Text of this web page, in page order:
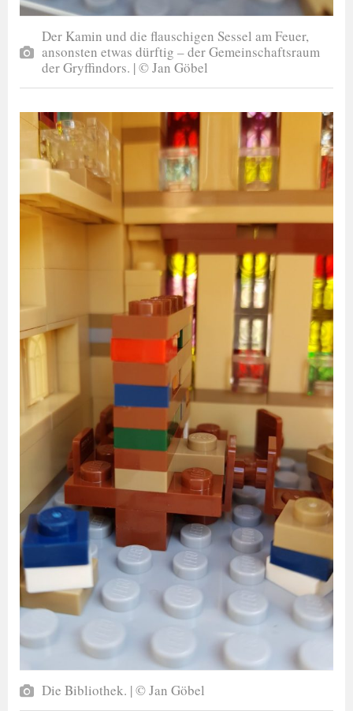
Der Kamin und die flauschigen Sessel am Feuer,
ansonsten etwas dürftig – der Gemeinschaftsraum
der Gryffindors. | © Jan Göbel
Die Bibliothek. | © Jan Göbel